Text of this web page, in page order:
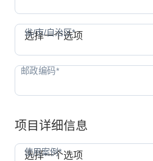
省/市/自治区*
选择一个选项
项目详细信息
使用案例*
选择一个选项